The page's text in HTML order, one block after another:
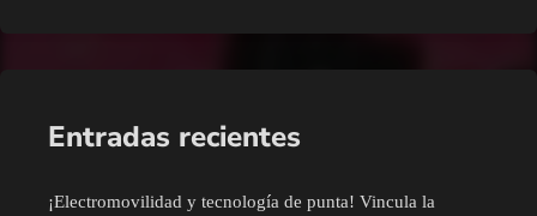
Entradas recientes
¡Electromovilidad y tecnología de punta! Vincula la